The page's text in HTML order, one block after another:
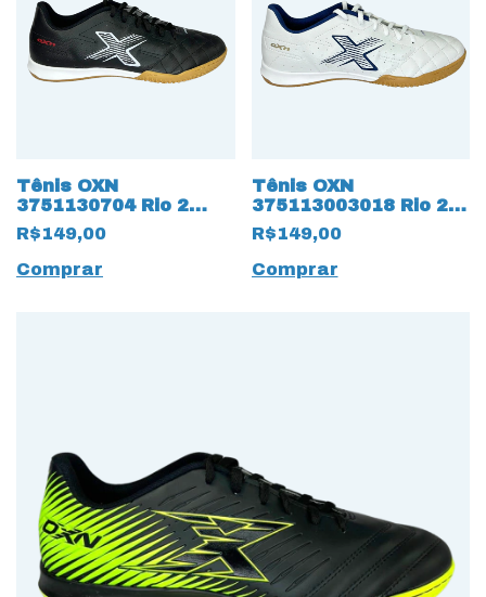
Tênis OXN
3751130704 Rio 2
Futsal 17342 Preto
R$149,00
Comprar
Tênis OXN
375113003018 Rio 2
Futsal 17340 Branco
R$149,00
Comprar